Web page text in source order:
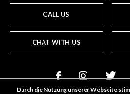
CALL US
CHAT WITH US
Durch die Nutzung unserer Webseite